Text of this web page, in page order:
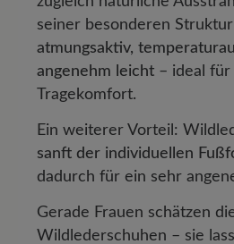
seiner besonderen
atmungsaktiv,
angenehm leicht – ideal für
Tragekomfort.
Ein weiterer Vorteil:
sanft der individuellen
dadurch für ein sehr
Gerade Frauen schätzen
Wildlederschuhen – sie